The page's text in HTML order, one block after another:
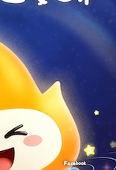
加速器
速器
vp加速器
加速器